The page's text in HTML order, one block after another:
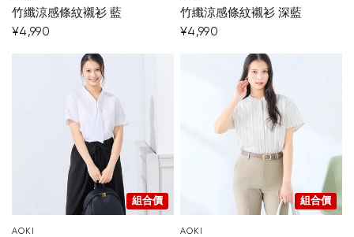
竹纖涼感條紋襯衫 藍
¥4,990
竹纖涼感條紋襯衫 深藍
¥4,990
組合價
AOKI
組合價
AOKI